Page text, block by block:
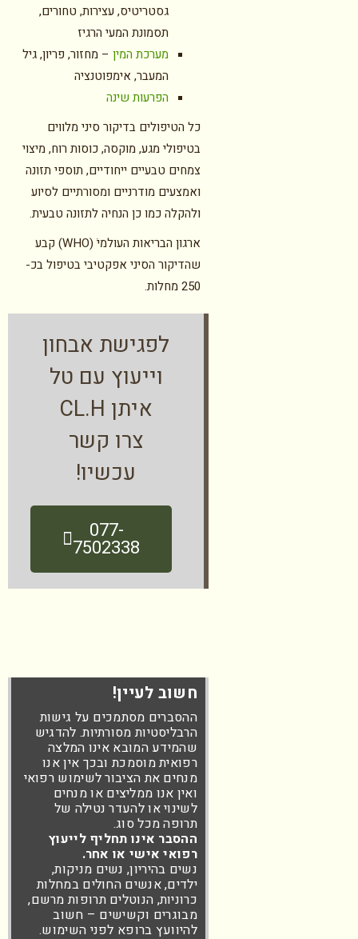
גסטריטיס, עצירות, טחורים,
תסמונת המעי הרגיז
מערכת המין – מחזור, פריון, גיל
המעבר, אימפוטנציה
הפרעות שינה
כל הטיפולים בדיקור סיני מלווים
בטיפולי מגע, מוקסה, כוסות רוח, מיצוי
צמחים טבעיים ייחודיים, תוספי תזונה
ואמצעים מודרניים ומסורתיים לסיוע
ולהקלה כמו כן הנחיה לתזונה טבעית.
ארגון הבריאות העולמי (WHOׁ) קבע
שהדיקור הסיני אפקטיבי בטיפול בכ-
250 מחלות.
לפגישת אבחון
וייעוץ עם טל
איתן CL.H
צרו קשר
עכשיו!
077-
7502338
חשוב לעיין!
ההסברים מסתמכים על גישות
הרבליסטיות מסורתיות. להדגיש
שהמידע המובא אינו המלצה
רפואית מוסמכת ובכך אין אנו
מנחים את הציבור לשימוש רפואי
ואין אנו ממליצים או מנחים
לשינוי או להעדר נטילה של
תרופה מכל סוג.
ההסבר אינו תחליף לייעוץ
רפואי אישי או אחר.
נשים בהיריון, נשים מניקות,
ילדים, אנשים החולים במחלות
כרוניות, הנוטלים תרופות מרשם,
מבוגרים וקשישים – חשוב
להיוועץ ברופא לפני השימוש.